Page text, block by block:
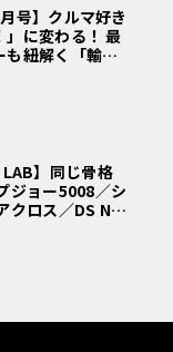
。また、先代に
号】クルマ好き
」に変わる！ 最
も紐解く「輸入
LAB】同じ骨格
ジョー5008／シ
クロス／DS Nº4
ート